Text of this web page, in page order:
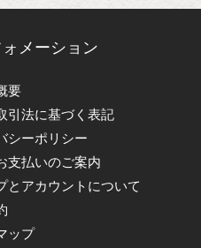
メーション
要
引法に基づく表記
シーポリシー
支払いのご案内
とアカウントについて
ップ